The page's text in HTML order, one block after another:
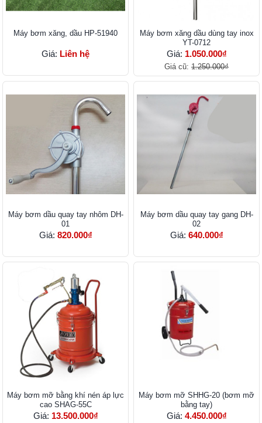
Máy bơm xăng, dầu HP-51940
Giá: Liên hệ
Máy bơm xăng dầu dùng tay inox
YT-0712
Giá: 1.050.000₫
Giá cũ: 1.250.000₫
Máy bơm dầu quay tay nhôm DH-
01
Giá: 820.000₫
Máy bơm dầu quay tay gang DH-
02
Giá: 640.000₫
Máy bơm mỡ bằng khí nén áp lực
cao SHAG-55C
Giá: 13.500.000₫
Máy bơm mỡ SHHG-20 (bơm mỡ
bằng tay)
Giá: 4.450.000₫